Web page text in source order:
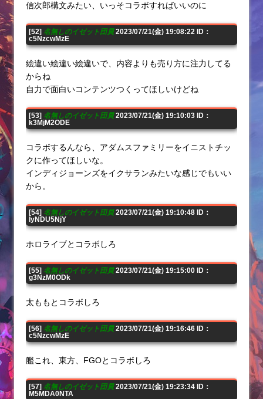
信次郎構文みたい、いっそコラボすればいいのに
[52] 名無しのイゼット団員2023/07/21(金) 19:08:22 ID：
c5NzcwMzE
絵違い絵違い絵違いで、内容よりも売り方に注力してる
からね
自力で面白いコンテンツつくってほしいけどね
[53] 名無しのイゼット団員2023/07/21(金) 19:10:03 ID：
k3MjM2ODE
コラボするんなら、アダムスファミリーをイニストチッ
クに作ってほしいな。
インディジョーンズをイクサランみたいな感じでもいい
から。
[54] 名無しのイゼット団員2023/07/21(金) 19:10:48 ID：
IyNDU5NjY
ホロライブとコラボしろ
[55] 名無しのイゼット団員2023/07/21(金) 19:15:00 ID：
g3NzM0ODk
太ももとコラボしろ
[56] 名無しのイゼット団員2023/07/21(金) 19:16:46 ID：
c5NzcwMzE
艦これ、東方、FGOとコラボしろ
[57] 名無しのイゼット団員2023/07/21(金) 19:23:34 ID：
M5MDA0NTA